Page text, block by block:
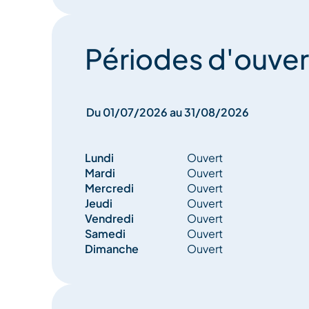
Périodes
Du 01/07/2026 au 31/08/2026
Lundi
Ouvert
Mardi
Ouvert
Mercredi
Ouvert
Jeudi
Ouvert
Vendredi
Ouvert
Samedi
Ouvert
Dimanche
Ouvert